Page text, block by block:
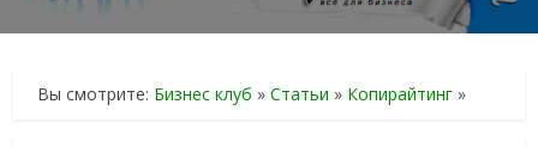
Вы смотрите: Бизнес клуб »Статьи » Копирайтинг »